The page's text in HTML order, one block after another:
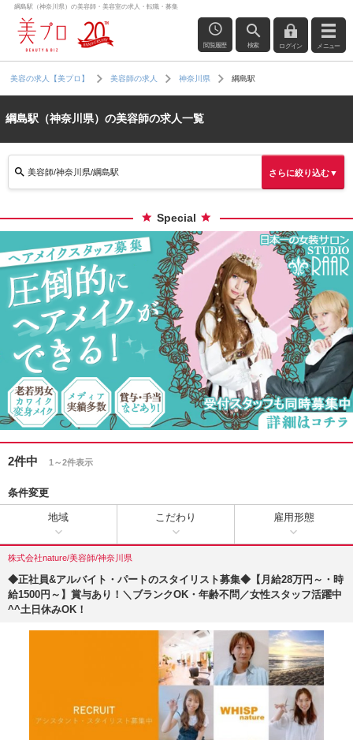
綱島駅（神奈川県）の美容師・美容室の求人・転職・募集
閲覧履歴 検索 ログイン メニュー
美容の求人【美プロ】 美容師の求人 神奈川県 綱島駅
綱島駅（神奈川県）の美容師の求人一覧
美容師/神奈川県/綱島駅 さらに絞り込む▼
Special
2件中 1～2件表示
条件変更
地域 こだわり 雇用形態
株式会社nature/美容師/神奈川県
◆正社員&アルバイト・パートのスタイリスト募集◆【月給28万円～・時
給1500円～】賞与あり！＼ブランクOK・年齢不問／女性スタッフ活躍中
^^土日休みOK！